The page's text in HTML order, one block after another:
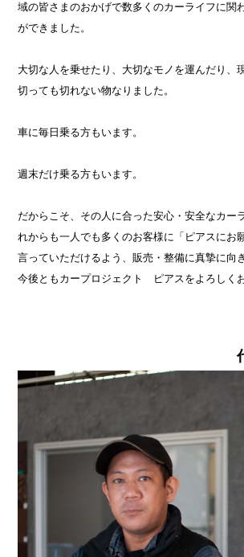
域の皆さまのおかげで数多くのカーライフに関
ができました。
大切な人を乗せたり、大切なモノを運んだり、
切っても切れない物なりました。
車に毎日乗る方もいます。
週末だけ乗る方もいます。
だからこそ、その人に合った安心・安全なカー
れからも一人でも多くのお客様に「ピアスにお
言っていただけるよう、販売・整備に真摯に向
今後ともカープロジェクト ピアスをよろしく